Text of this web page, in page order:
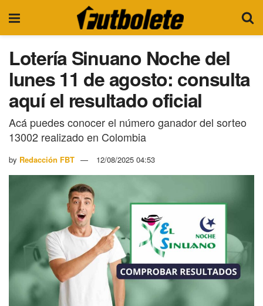
Lotería Sinuano Noche del
lunes 11 de agosto: consulta
aquí el resultado oficial
Acá puedes conocer el número ganador del sorteo
13002 realizado en Colombia
by Redacción FBT 12/08/2025 04:53